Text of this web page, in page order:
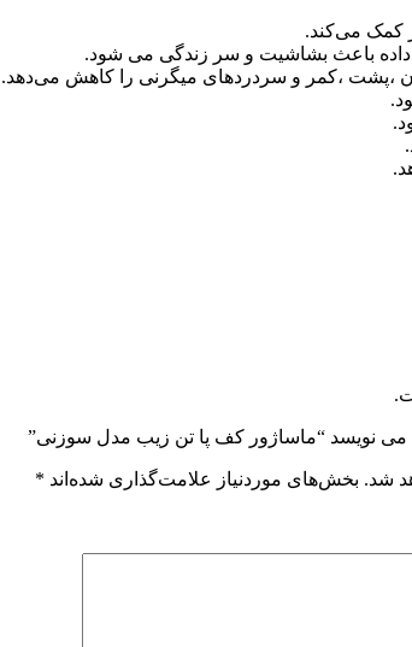
کمک می‌کند.
باعث بشاشیت و سر زندگی می شود.
،پشت ،کمر و سردردهای میگرنی را کاهش می‌دهد.
می نویسد “ماساژور کف پا تن زیب مدل سوزنی”
شد. بخش‌های موردنیاز علامت‌گذاری شده‌اند *